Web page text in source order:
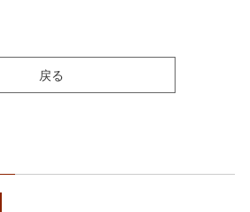
戻る